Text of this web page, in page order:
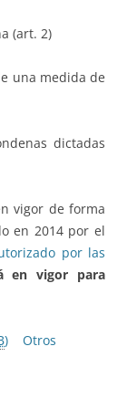
(art. 2)
una medida de
dictadas
vigor de forma
en 2014 por el
por las
en vigor para
)
Otros